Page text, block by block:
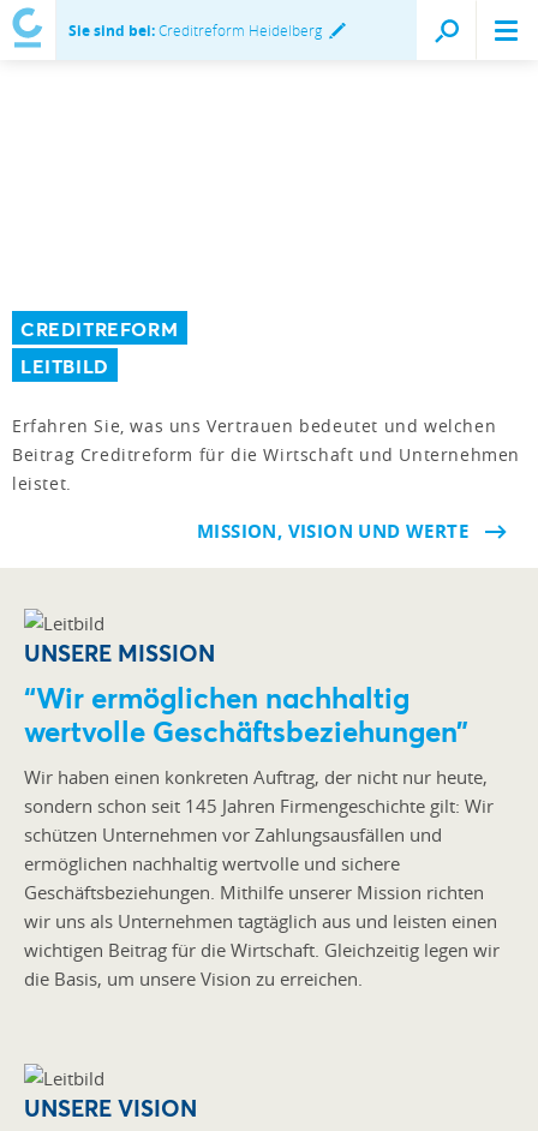
Sie sind bei:Creditreform Heidelberg
CREDITREFORM
LEITBILD
Erfahren Sie, was uns Vertrauen bedeutet und welchen
Beitrag Creditreform für die Wirtschaft und Unternehmen
leistet.
MISSION, VISION UND WERTE
UNSERE MISSION
“Wir ermöglichen nachhaltig
wertvolle Geschäftsbeziehungen”
Wir haben einen konkreten Auftrag, der nicht nur heute,
sondern schon seit 145 Jahren Firmengeschichte gilt: Wir
schützen Unternehmen vor Zahlungsausfällen und
ermöglichen nachhaltig wertvolle und sichere
Geschäftsbeziehungen. Mithilfe unserer Mission richten
wir uns als Unternehmen tagtäglich aus und leisten einen
wichtigen Beitrag für die Wirtschaft. Gleichzeitig legen wir
die Basis, um unsere Vision zu erreichen.
UNSERE VISION